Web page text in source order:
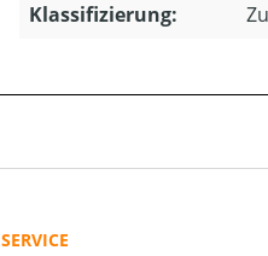
Klassifizierung:
SERVICE